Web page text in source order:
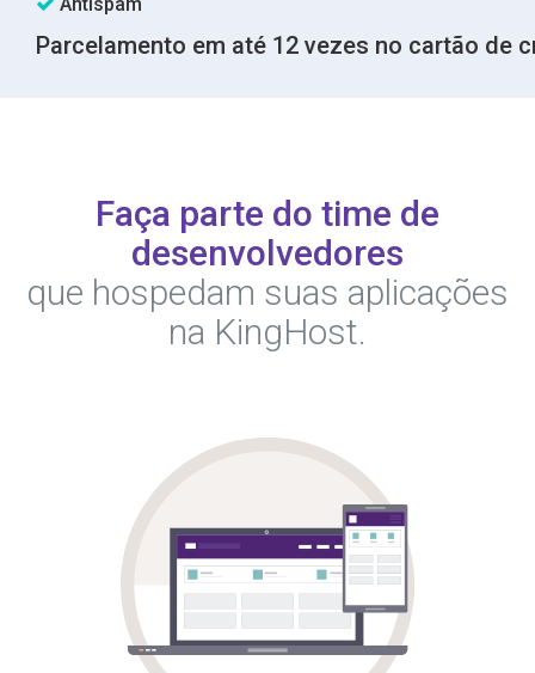
Parcelamento em até 12 vezes no cartão de
Faça parte do time de
desenvolvedores
que hospedam suas aplicações
na KingHost.